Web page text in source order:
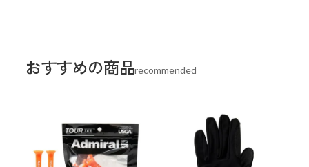
おすすめの商品recommended